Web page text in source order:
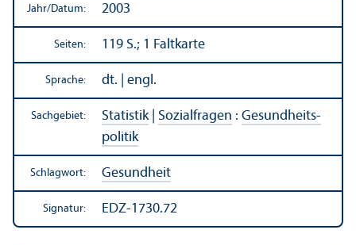
Jahr/Datum: 2003
Seiten: 119 S.; 1 Faltkarte
Sprache: dt. | engl.
Sachgebiet: Statistik| Sozialfragen : Gesundheits­
politik
Schlagwort: Gesundheit
Signatur: EDZ-1730.72